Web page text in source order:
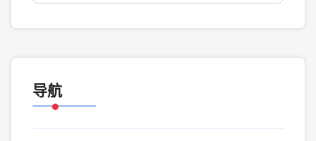
导航